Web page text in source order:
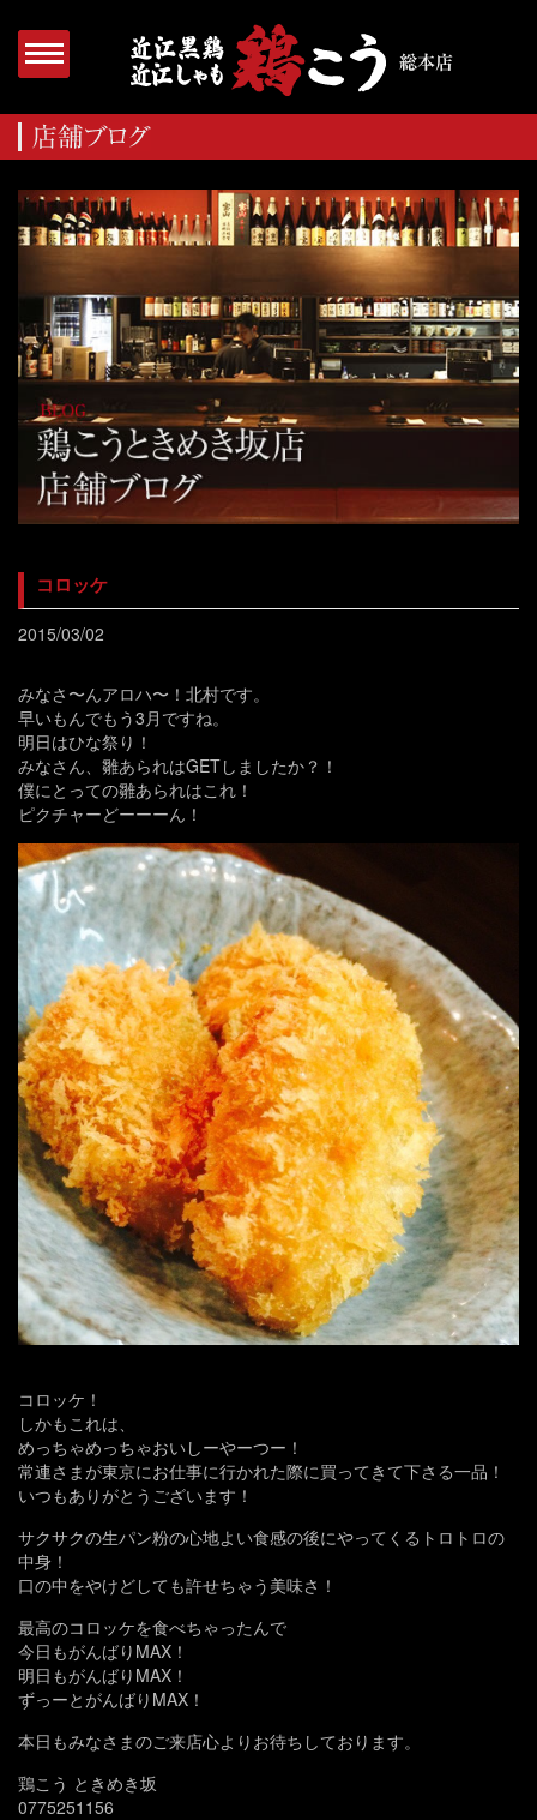
コロッケ
2015/03/02
みなさ〜んアロハ〜！北村です。
早いもんでもう3月ですね。
明日はひな祭り！
みなさん、雛あられはGETしましたか？！
僕にとっての雛あられはこれ！
ピクチャーどーーーん！
コロッケ！
しかもこれは、
めっちゃめっちゃおいしーやーつー！
常連さまが東京にお仕事に行かれた際に買ってきて下さる一品！
いつもありがとうございます！
サクサクの生パン粉の心地よい食感の後にやってくるトロトロの
中身！
口の中をやけどしても許せちゃう美味さ！
最高のコロッケを食べちゃったんで
今日もがんばりMAX！
明日もがんばりMAX！
ずっーとがんばりMAX！
本日もみなさまのご来店心よりお待ちしております。
鶏こう ときめき坂
0775251156